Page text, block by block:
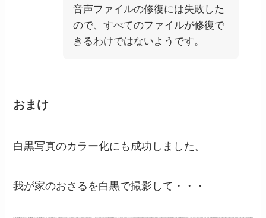
音声ファイルの修復には失敗した
ので、すべてのファイルが修復で
きるわけではないようです。
おまけ
白黒写真のカラー化にも成功しました。
我が家のおさるを白黒で撮影して・・・